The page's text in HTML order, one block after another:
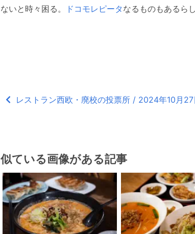
ないと時々困る。
ドコモレピータなるものもあるら
レストラン西欧・廃校の投票所 / 2024年10月27
似ている画像がある記事